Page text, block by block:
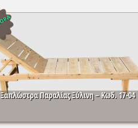
Ξαπλώστρα Παραλίας Ξύλινη – Κωδ. 17-04